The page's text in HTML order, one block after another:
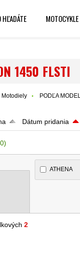
1450 FLSTI
Motodiely PODĽA
Dátum pridania
ATHENA
2